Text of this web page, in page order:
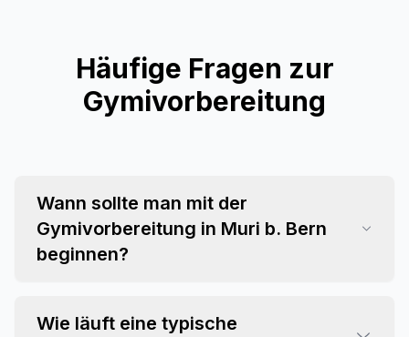
Häufige Fragen zur
Gymivorbereitung
Wann sollte man mit der
Gymivorbereitung in Muri b. Bern
beginnen?
Wie läuft eine typische